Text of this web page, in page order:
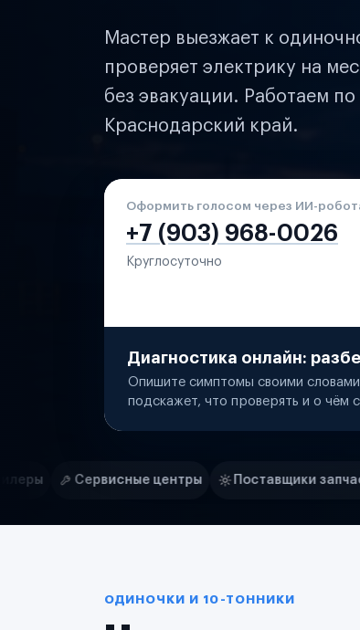
Мастер выезжает к
проверяет электрику на
без эвакуации. Работаем
Краснодарский край.
Оформить голосом через ИИ-
+7 (903) 968-0026
Круглосуточно
Диагностика онлайн:
Опишите симптомы своими
подскажет, что проверять и о чём
Нам доверяют
центры Поставщики запчастей
Маркетплейсы
Логистические компании
ОДИНОЧКИ И 10-ТОННИКИ